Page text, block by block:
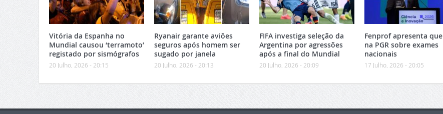
Vitória da Espanha no
Mundial causou ‘terramoto’
registado por sismógrafos
20 Julho, 2026 - 20:15
Ryanair garante aviões
seguros após homem ser
sugado por janela
20 Julho, 2026 - 20:13
FIFA investiga seleção da
Argentina por agressões
após a final do Mundial
20 Julho, 2026 - 20:09
Fenprof apresenta
na PGR sobre exames
nacionais
17 Julho, 2026 - 20:05